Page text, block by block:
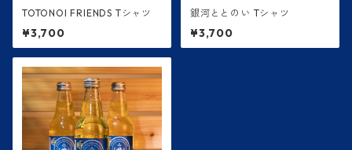
TOTONOI FRIENDS Tシャツ
¥3,700
銀河ととのい Tシャツ
¥3,700